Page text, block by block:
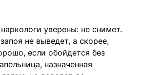
уверены: не снимет.
не выведет, а скорее,
если обойдется без
назначенная